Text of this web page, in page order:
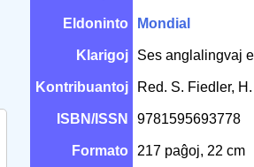
Eldoninto Mondial
Klarigoj Ses anglalingvaj
Kontribuantoj Red. S. Fiedler,
ISBN/ISSN 9781595693778
Formato 217 paĝoj, 22 cm